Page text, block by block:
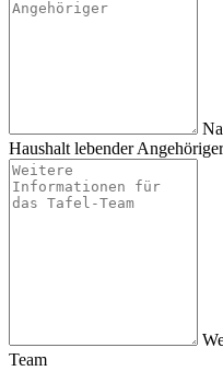
Haushalt lebender Angehöriger
Team